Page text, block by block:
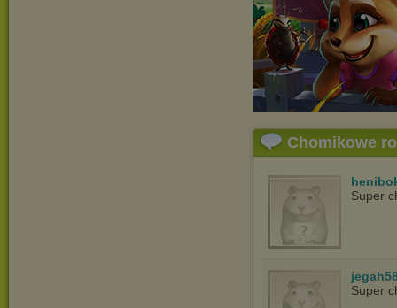
Chomikowe
Super
Super